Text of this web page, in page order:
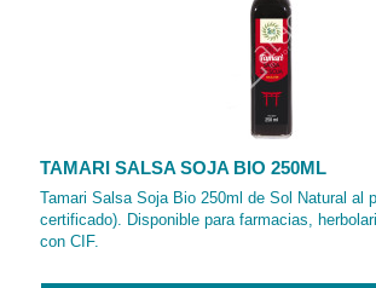
TAMARI SALSA SOJA BIO 250ML
Tamari Salsa Soja Bio 250ml de Sol Natural al
certificado). Disponible para farmacias,
con CIF.